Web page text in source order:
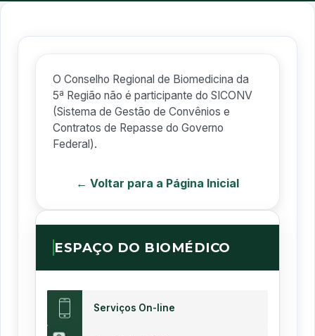
O Conselho Regional de Biomedicina da
5ª Região não é participante do SICONV
(Sistema de Gestão de Convênios e
Contratos de Repasse do Governo
Federal).
← Voltar para a Página Inicial
ESPAÇO DO BIOMÉDICO
Serviços On-line